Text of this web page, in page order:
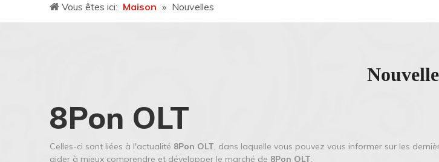
Vous êtes ici: Maison » Nouvelles
8Pon OLT
Celles-ci sont liées à l'actualité 8Pon OLT, dans laquelle vous pouvez vous informer sur les
aider à mieux comprendre et développer le marché de 8Pon OLT.